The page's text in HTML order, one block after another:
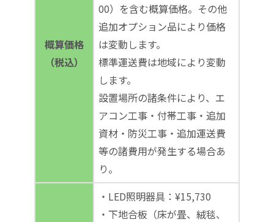
概算価格
（税込）
00）を含む概算価格。その他
追加オプション品により価格
は変動します。
標準運送費は地域により変動
します。
設置場所の諸条件により、エ
アコン工事・付帯工事・追加
資材・防災工事・追加運送費
等の諸費用が発生する場合あ
り。
・LED照明器具：¥15,730
・下地合板（床が畳、絨毯、